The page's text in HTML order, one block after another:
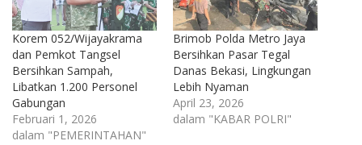
Korem 052/Wijayakrama
dan Pemkot Tangsel
Bersihkan Sampah,
Libatkan 1.200 Personel
Gabungan
Februari 1, 2026
dalam "PEMERINTAHAN"
Brimob Polda Metro Jaya
Bersihkan Pasar Tegal
Danas Bekasi, Lingkungan
Lebih Nyaman
April 23, 2026
dalam "KABAR POLRI"